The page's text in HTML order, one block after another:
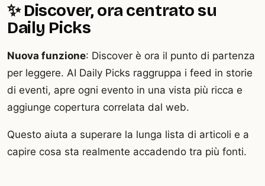
✨ Discover, ora centrato su
Daily Picks
Nuova funzione: Discover è ora il punto di partenza
per leggere. AI Daily Picks raggruppa i feed in storie
di eventi, apre ogni evento in una vista più ricca e
aggiunge copertura correlata dal web.
Questo aiuta a superare la lunga lista di articoli e a
capire cosa sta realmente accadendo tra più fonti.